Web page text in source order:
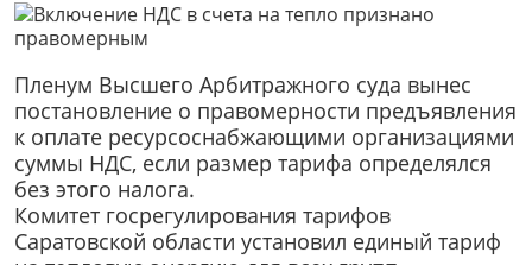
Пленум Высшего Арбитражного суда вынес
постановление о правомерности предъявления
к оплате ресурсоснабжающими организациями
суммы НДС, если размер тарифа определялся
без этого налога.
Комитет госрегулирования тарифов
Саратовской области установил единый тариф